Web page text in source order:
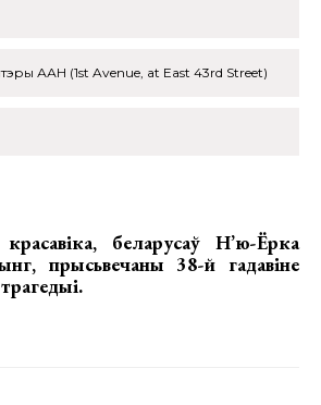
ААН (1st Avenue, at East 43rd Street)
беларусаў Н’ю-Ёрка
прысьвечаны 38-й гадавіне
.